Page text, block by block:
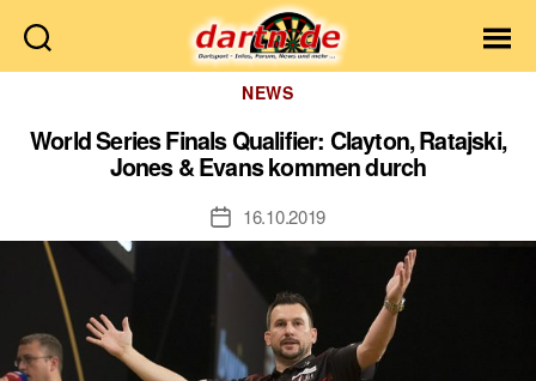
Dartn.de
Kategorien
NEWS
World Series Finals Qualifier: Clayton, Ratajski,
Jones & Evans kommen durch
Veröffentlichungsdatum
16.10.2019